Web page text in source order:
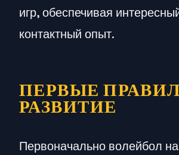
игр, обеспечивая
контактный опыт.
ПЕРВЫЕ
РАЗВИТИЕ
Первоначально волейбол